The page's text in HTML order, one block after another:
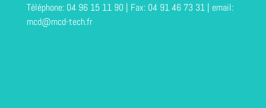
Téléphone: 04 96 15 11 90 | Fax: 04 91 46 73 31 | email:
mcd@mcd-tech.fr